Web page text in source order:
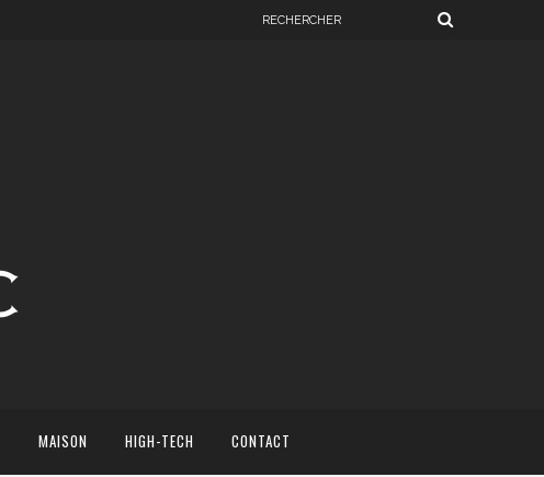
MAISON HIGH-TECH CONTACT